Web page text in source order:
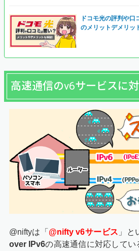
ドコモ光の評判や口
のメリットデメリッ
高速通信のv6サービスに
@niftyは「 @nifty v6サービス 」と
over IPv6の高速通信に対応してい